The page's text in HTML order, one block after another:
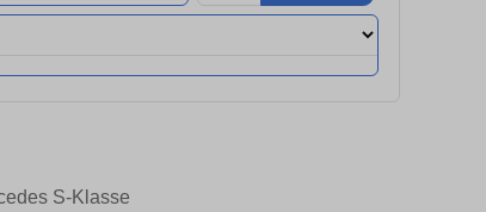
S-Klasse